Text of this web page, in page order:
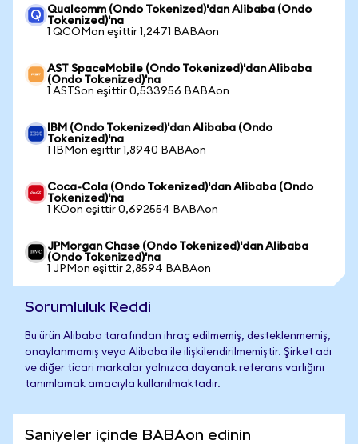
Qualcomm (Ondo Tokenized)'dan Alibaba (Ondo
Tokenized)'na
1 QCOMon eşittir 1,2471 BABAon
AST SpaceMobile (Ondo Tokenized)'dan Alibaba
(Ondo Tokenized)'na
1 ASTSon eşittir 0,533956 BABAon
IBM (Ondo Tokenized)'dan Alibaba (Ondo
Tokenized)'na
1 IBMon eşittir 1,8940 BABAon
Coca-Cola (Ondo Tokenized)'dan Alibaba (Ondo
Tokenized)'na
1 KOon eşittir 0,692554 BABAon
JPMorgan Chase (Ondo Tokenized)'dan Alibaba
(Ondo Tokenized)'na
1 JPMon eşittir 2,8594 BABAon
Sorumluluk Reddi
Bu ürün Alibaba tarafından ihraç edilmemiş, desteklenmemiş,
onaylanmamış veya Alibaba ile ilişkilendirilmemiştir. Şirket adı
ve diğer ticari markalar yalnızca dayanak referans varlığını
tanımlamak amacıyla kullanılmaktadır.
Saniyeler içinde BABAon edinin